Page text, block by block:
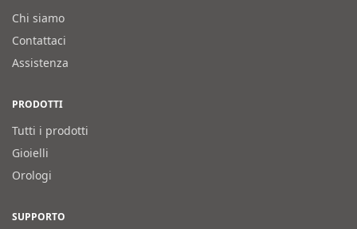
Chi siamo
Contattaci
Assistenza
PRODOTTI
Tutti i prodotti
Gioielli
Orologi
SUPPORTO